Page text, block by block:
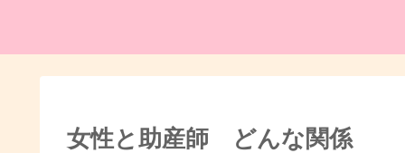
女性と助産師 どんな関係